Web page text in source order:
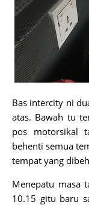
Bas intercity ni
atas. Bawah tu
pos motorsikal
behenti semua
tempat yang
Menepatu masa
10.15 gitu baru